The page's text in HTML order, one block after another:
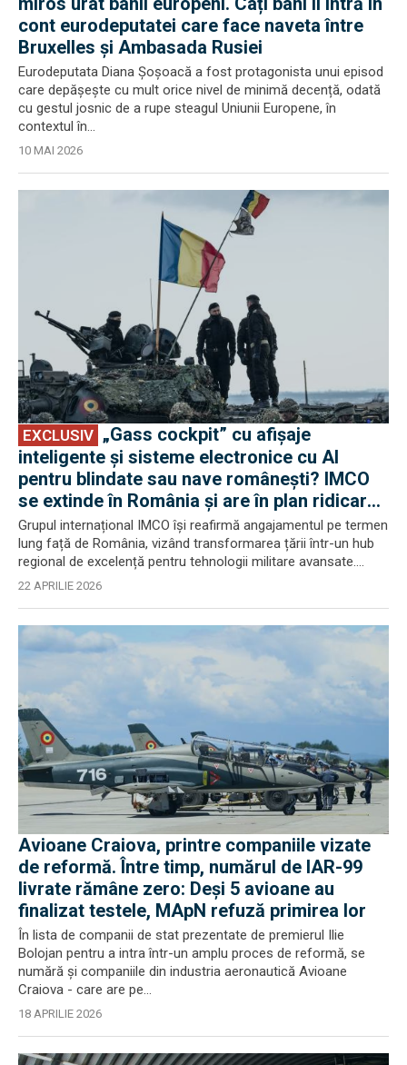
cont eurodeputatei care face naveta între
Bruxelles și Ambasada Rusiei
Eurodeputata Diana Șoșoacă a fost protagonista unui episod
care depășește cu mult orice nivel de minimă decență, odată
cu gestul josnic de a rupe steagul Uniunii Europene, în
contextul în...
10 MAI 2026
EXCLUSIV
inteligente și sisteme electronice cu AI
pentru blindate sau nave românești? IMCO
se extinde în România și are în plan ridicarea
unei fabrici
Grupul internațional IMCO își reafirmă angajamentul pe termen
lung față de România, vizând transformarea țării într-un hub
regional de excelență pentru tehnologii militare avansate....
22 APRILIE 2026
Avioane Craiova, printre companiile vizate
de reformă. Între timp, numărul de IAR-99
livrate rămâne zero: Deși 5 avioane au
finalizat testele, MApN refuză primirea lor
În lista de companii de stat prezentate de premierul Ilie
Bolojan pentru a intra într-un amplu proces de reformă, se
numără și companiile din industria aeronautică Avioane
Craiova - care are pe...
18 APRILIE 2026